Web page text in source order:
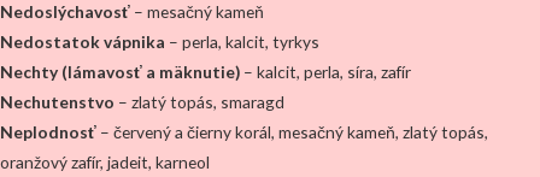
Nedoslýchavosť – mesačný kameň
Nedostatok vápnika – perla, kalcit, tyrkys
Nechty (lámavosť a mäknutie) – kalcit, perla, síra, zafír
Nechutenstvo – zlatý topás, smaragd
Neplodnosť – červený a čierny korál, mesačný kameň, zlatý topás,
oranžový zafír, jadeit, karneol